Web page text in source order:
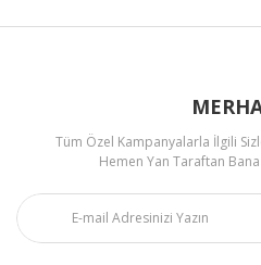
Tüm Özel Kampanyalarla İlgili
Hemen Yan Taraftan